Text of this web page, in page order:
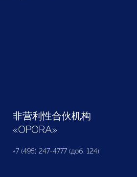
非营利性合伙机构
«OPORA»
+7 (495) 247-4777 (доб. 124)